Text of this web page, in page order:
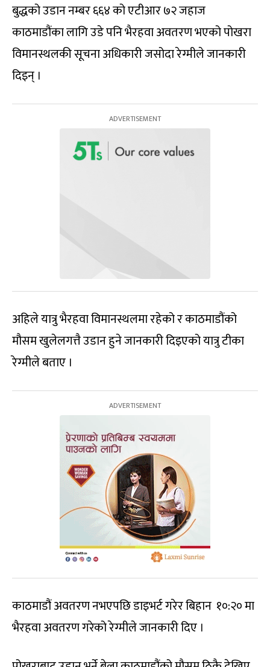
बुद्धको उडान नम्बर ६६४ को एटीआर ७२ जहाज
काठमाडौंका लागि उडे पनि भैरहवा अवतरण भएको पोखरा
विमानस्थलकी सूचना अधिकारी जसोदा रेग्मीले जानकारी
दिइन् ।
अहिले यात्रु भैरहवा विमानस्थलमा रहेको र काठमाडौंको
मौसम खुलेलगत्तै उडान हुने जानकारी दिइएको यात्रु टीका
रेग्मीले बताए ।
काठमाडौं अवतरण नभएपछि डाइभर्ट गरेर बिहान १०:२० मा
भैरहवा अवतरण गरेको रेग्मीले जानकारी दिए ।